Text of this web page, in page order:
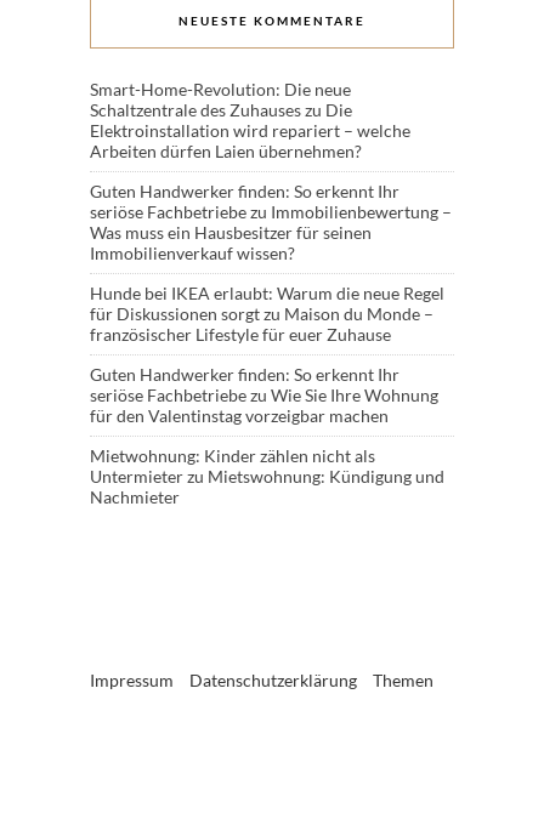
NEUESTE KOMMENTARE
Smart-Home-Revolution: Die neue
Schaltzentrale des Zuhauseszu Die
Elektroinstallation wird repariert – welche
Arbeiten dürfen Laien übernehmen?
Guten Handwerker finden: So erkennt Ihr
seriöse Fachbetriebezu Immobilienbewertung –
Was muss ein Hausbesitzer für seinen
Immobilienverkauf wissen?
Hunde bei IKEA erlaubt: Warum die neue Regel
für Diskussionen sorgtzu Maison du Monde –
französischer Lifestyle für euer Zuhause
Guten Handwerker finden: So erkennt Ihr
seriöse Fachbetriebezu Wie Sie Ihre Wohnung
für den Valentinstag vorzeigbar machen
Mietwohnung: Kinder zählen nicht als
Untermieterzu Mietswohnung: Kündigung und
Nachmieter
Impressum Datenschutzerklärung Themen